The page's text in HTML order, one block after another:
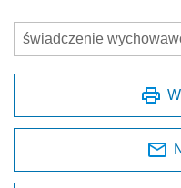
świadczenie